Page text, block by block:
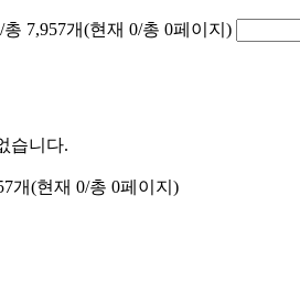
총 7,957개(현재 0/총 0페이지)
습니다.
개(현재 0/총 0페이지)